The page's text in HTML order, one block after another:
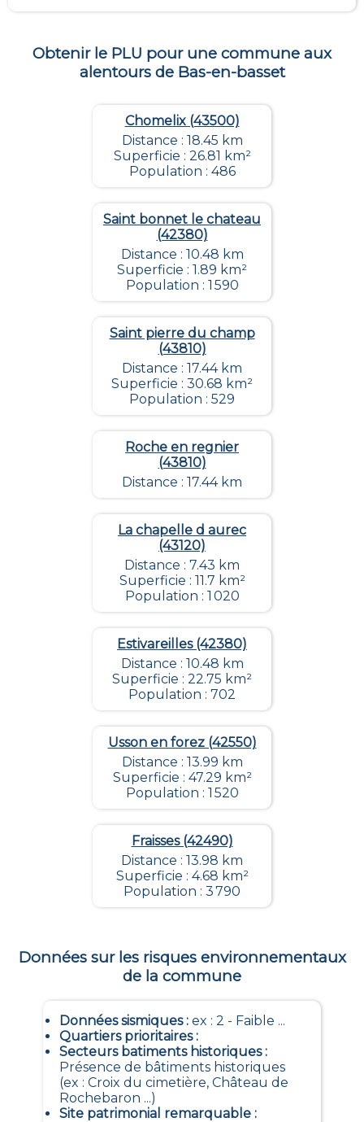
Obtenir le PLU pour une commune aux
alentours de Bas-en-basset
Chomelix (43500)
Distance : 18.45 km
Superficie : 26.81 km²
Population : 486
Saint bonnet le chateau
(42380)
Distance : 10.48 km
Superficie : 1.89 km²
Population : 1 590
Saint pierre du champ
(43810)
Distance : 17.44 km
Superficie : 30.68 km²
Population : 529
Roche en regnier
(43810)
Distance : 17.44 km
La chapelle d aurec
(43120)
Distance : 7.43 km
Superficie : 11.7 km²
Population : 1 020
Estivareilles (42380)
Distance : 10.48 km
Superficie : 22.75 km²
Population : 702
Usson en forez (42550)
Distance : 13.99 km
Superficie : 47.29 km²
Population : 1 520
Fraisses (42490)
Distance : 13.98 km
Superficie : 4.68 km²
Population : 3 790
Données sur les risques environnementaux
de la commune
Données sismiques: ex : 2 - Faible ...
Quartiers prioritaires:
Secteurs batiments historiques:
Présence de bâtiments historiques
(ex : Croix du cimetière, Château de
Rochebaron ...)
Site patrimonial remarquable: